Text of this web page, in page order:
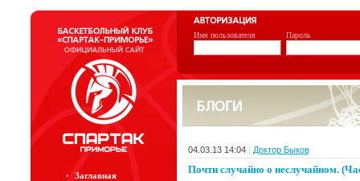
Имя пользователя Пароль
Заглавная
04.03.13 14:04 | Доктор Быков
Почти случайно о неслучайном.